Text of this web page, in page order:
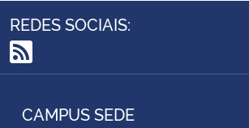
REDES SOCIAIS:
RSS
CAMPUS SEDE